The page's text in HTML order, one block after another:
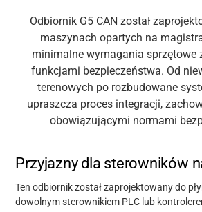
Odbiornik G5 CAN został
maszynach opartych na
minimalne wymagania sprzętowe
funkcjami bezpieczeństwa. Od
terenowych po rozbudowane
upraszcza proces integracji,
obowiązującymi normami
Przyjazny dla sterowników
Ten odbiornik został zaprojektowany do
dowolnym sterownikiem PLC lub